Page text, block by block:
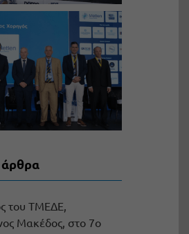
του ΤΜΕΔΕ,
Μακέδος, στο 7ο